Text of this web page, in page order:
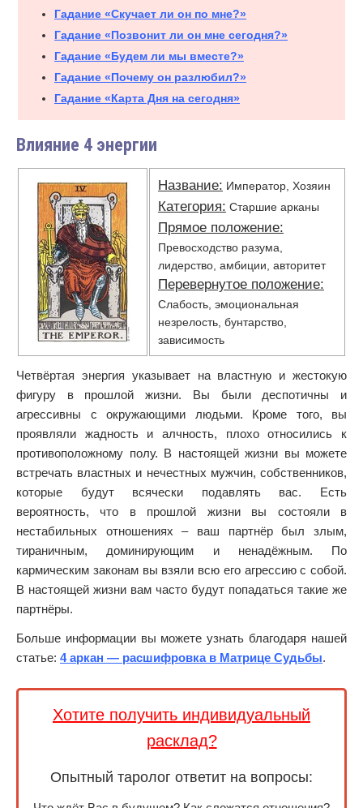
Гадание «Скучает ли он по мне?»
Гадание «Позвонит ли он мне сегодня?»
Гадание «Будем ли мы вместе?»
Гадание «Почему он разлюбил?»
Гадание «Карта Дня на сегодня»
Влияние 4 энергии
Название: Император, Хозяин
Категория: Старшие арканы
Прямое положение:
Превосходство разума,
лидерство, амбиции, авторитет
Перевернутое положение:
Слабость, эмоциональная
незрелость, бунтарство,
зависимость
Четвёртая энергия указывает на властную и жестокую
фигуру в прошлой жизни. Вы были деспотичны и
агрессивны с окружающими людьми. Кроме того, вы
проявляли жадность и алчность, плохо относились к
противоположному полу. В настоящей жизни вы можете
встречать властных и нечестных мужчин, собственников,
которые будут всячески подавлять вас. Есть
вероятность, что в прошлой жизни вы состояли в
нестабильных отношениях – ваш партнёр был злым,
тираничным, доминирующим и ненадёжным. По
кармическим законам вы взяли всю его агрессию с собой.
В настоящей жизни вам часто будут попадаться такие же
партнёры.
Больше информации вы можете узнать благодаря нашей
статье: 4 аркан — расшифровка в Матрице Судьбы.
Хотите получить индивидуальный
расклад?
Опытный таролог ответит на вопросы: